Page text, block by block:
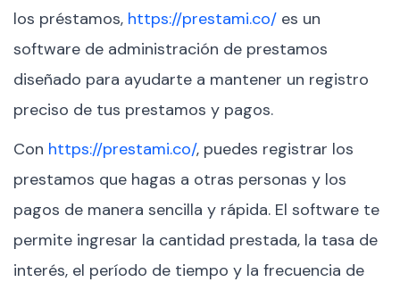
los préstamos, https://prestami.co/ es un
software de administración de prestamos
diseñado para ayudarte a mantener un registro
preciso de tus prestamos y pagos.
Con https://prestami.co/, puedes registrar los
prestamos que hagas a otras personas y los
pagos de manera sencilla y rápida. El software te
permite ingresar la cantidad prestada, la tasa de
interés, el período de tiempo y la frecuencia de